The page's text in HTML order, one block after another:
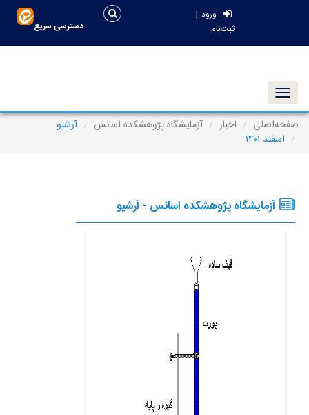
ورود |
ثبت‌نام دسترسی سریع
Toggle navigation
صفحه‌اصلی
اخبار آزمایشگاه پژوهشکده اسانس
آرشیو
اسفند ۱۴۰۱
آزمایشگاه پژوهشکده اسانس - آرشیو